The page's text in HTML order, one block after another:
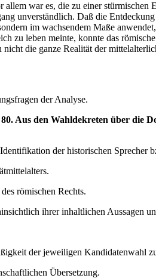
war es, die zu einer stürmischen
unverständlich. Daß die
im wachsendem Maße
zu leben meinte, konnte das
die ganze Realität der
der Analyse.
Aus den Wahldekreten über die
der historischen Sprecher
römischen Rechts.
ihrer inhaltlichen Aussagen
der jeweiligen Kandidatenwahl
Übersetzung.